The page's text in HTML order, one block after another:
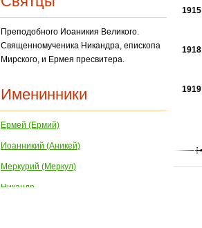
Преподобного Иоаникия Великого.
Священномученика Никандра, епископа
Мирского, и Ермея пресвитера.
Именинники
Ермей (Ермий)
Иоанникий (Аникей)
Меркурий (Меркул)
Никандр
1915
1918
1919